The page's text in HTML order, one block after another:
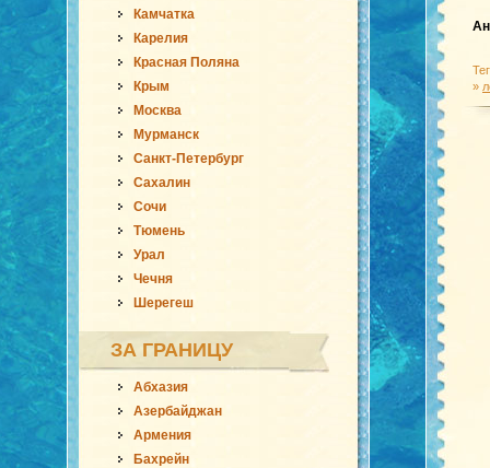
Камчатка
Карелия
Красная Поляна
Крым
Москва
Мурманск
Санкт-Петербург
Сахалин
Сочи
Тюмень
Урал
Чечня
Шерегеш
ЗА ГРАНИЦУ
Абхазия
Азербайджан
Армения
Бахрейн
»